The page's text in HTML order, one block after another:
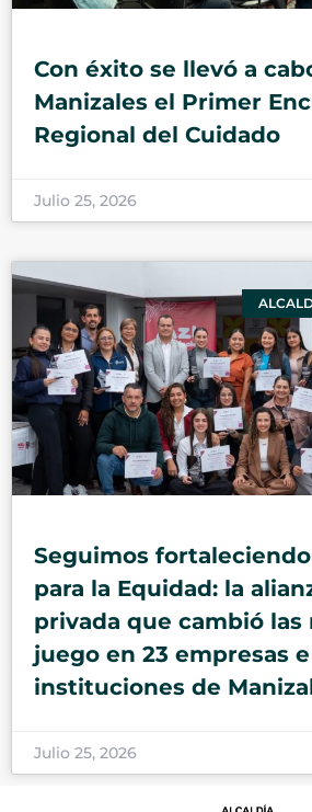
Con éxito se llevó a
Manizales el Primer
Regional del Cuidado
Julio 25, 2026
Seguimos
para la Equidad: la
privada que cambió las
juego en 23 empresas e
instituciones de
Julio 25, 2026